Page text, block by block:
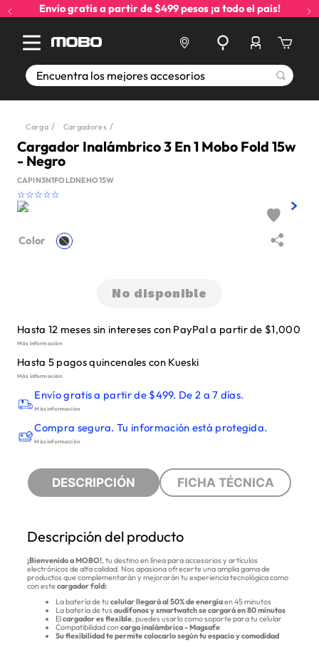
Envío gratis a partir de $499 pesos ¡a todo el país!
Encuentra los mejores accesorios
Carga Cargadores
Cargador Inalámbrico 3 En 1 Mobo Fold 15w
- Negro
CAPIN3N1FOLDNEHO15W
☆☆☆☆☆
Color
No disponible
Hasta 12 meses sin intereses con PayPal a partir de $1,000
Más información
Hasta 5 pagos quincenales con Kueski
Más información
Envío gratis a partir de $499. De 2 a 7 días.
Más información
Compra segura. Tu información está protegida.
Más información
DESCRIPCIÓN FICHA TÉCNICA
Descripción del producto
¡Bienvenido a MOBO!, tu destino en línea para accesorios y artículos
electrónicos de alta calidad. Nos apasiona ofrecerte una amplia gama de
productos que complementarán ymejorarán tu experiencia tecnológica como
con estecargador fold:
La batería de tucelular llegará al 50% de energíaen 45 minutos
La batería de tusaudífonos y smartwatch se cargará en 80 minutos
Elcargador es flexible, puedes usarlo como soporte para tu celular
Compatibilidad concarga inalámbrica - Magsafe
Su flexibilidad te permite colocarlo según tu espacio y comodidad